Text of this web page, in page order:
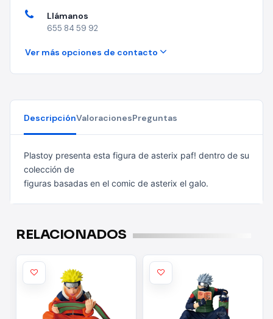
Llámanos
655 84 59 92
Ver más opciones de contacto
DescripciónValoracionesPreguntas
Plastoy presenta esta figura de asterix paf! dentro de su
colección de
figuras basadas en el comic de asterix el galo.
RELACIONADOS